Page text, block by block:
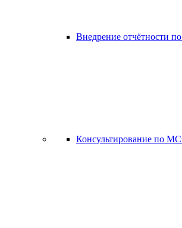
Внедрение отчётности
Консультирование по